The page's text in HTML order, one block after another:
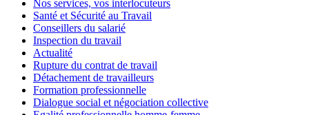
Nos services, vos interlocuteurs
Santé et Sécurité au Travail
Conseillers du salarié
Inspection du travail
Actualité
Rupture du contrat de travail
Détachement de travailleurs
Formation professionnelle
Dialogue social et négociation collective